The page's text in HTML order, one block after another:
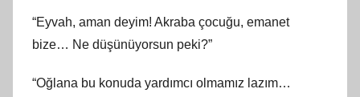
“Eyvah, aman deyim! Akraba çocuğu, emanet
bize… Ne düşünüyorsun peki?”
“Oğlana bu konuda yardımcı olmamız lazım…